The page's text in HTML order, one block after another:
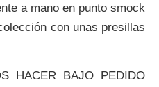
a mano en punto smock
con unas presillas
HACER BAJO PEDIDO